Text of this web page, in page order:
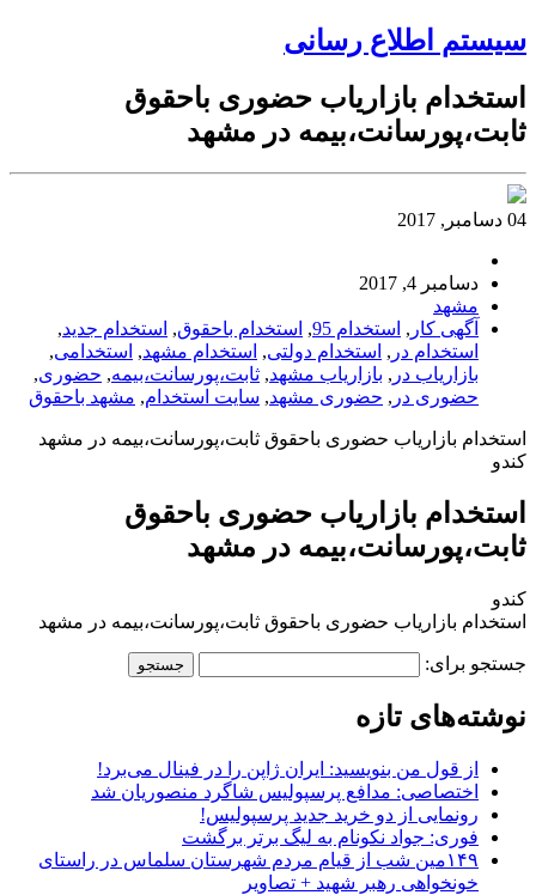
سیستم اطلاع رسانی
استخدام بازاریاب حضوری باحقوق
ثابت،پورسانت،بیمه در مشهد
04 دسامبر, 2017
دسامبر 4, 2017
مشهد
آگهی کار , استخدام 95 , استخدام باحقوق, استخدام جدید,
استخدام در , استخدام دولتی, استخدام مشهد, استخدامی,
بازاریاب در , بازاریاب مشهد, ثابت،پورسانت،بیمه, حضوری,
حضوری در , حضوری مشهد, سایت استخدام, مشهد باحقوق
استخدام بازاریاب حضوری باحقوق ثابت،پورسانت،بیمه در مشهد
کندو
استخدام بازاریاب حضوری باحقوق
ثابت،پورسانت،بیمه در مشهد
کندو
استخدام بازاریاب حضوری باحقوق ثابت،پورسانت،بیمه در مشهد
جستجو برای:
نوشته‌های تازه
از قول من بنویسید: ایران ژاپن را در فینال می‌برد!
اختصاصی: مدافع پرسپولیس شاگرد منصوریان شد
رونمایی از دو خرید جدید پرسپولیس!
فوری: جواد نکونام به لیگ برتر برگشت
۱۴۹مین شب از قیام مردم شهرستان سلماس در راستای
خونخواهی رهبر شهید + تصاویر